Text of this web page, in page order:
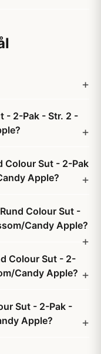
- 2-Pak - Str. 2 -
Colour Sut - 2-Pak
Apple?
Colour Sut -
Candy Apple?
Colour Sut - 2-
Candy Apple?
Sut - 2-Pak -
Apple?